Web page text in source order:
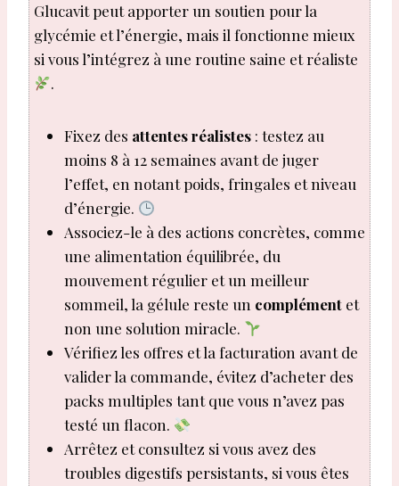
Glucavit peut apporter un soutien pour la
glycémie et l’énergie, mais il fonctionne mieux
si vous l’intégrez à une routine saine et réaliste
.
Fixez des attentes réalistes : testez au
moins 8 à 12 semaines avant de juger
l’effet, en notant poids, fringales et niveau
d’énergie.
Associez-le à des actions concrètes, comme
une alimentation équilibrée, du
mouvement régulier et un meilleur
sommeil, la gélule reste un complément et
non une solution miracle.
Vérifiez les offres et la facturation avant de
valider la commande, évitez d’acheter des
packs multiples tant que vous n’avez pas
testé un flacon.
Arrêtez et consultez si vous avez des
troubles digestifs persistants, si vous êtes